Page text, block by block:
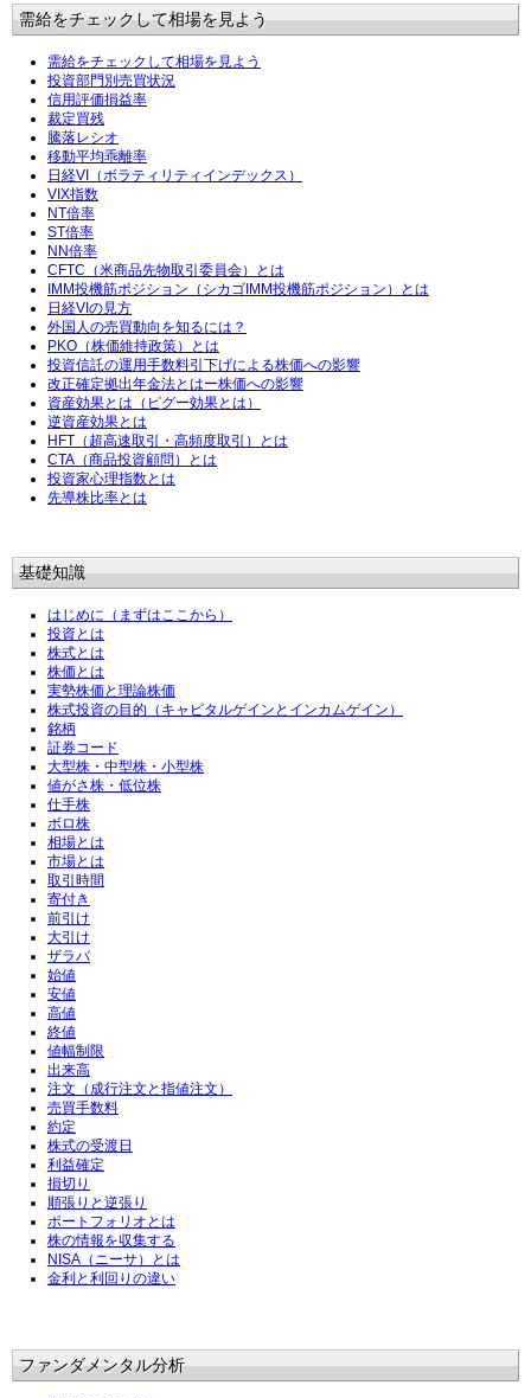
需給をチェックして相場を見よう
需給をチェックして相場を見よう
投資部門別売買状況
信用評価損益率
裁定買残
騰落レシオ
移動平均乖離率
日経VI（ボラティリティインデックス）
VIX指数
NT倍率
ST倍率
NN倍率
CFTC（米商品先物取引委員会）とは
IMM投機筋ポジション（シカゴIMM投機筋ポジション）とは
日経VIの見方
外国人の売買動向を知るには？
PKO（株価維持政策）とは
投資信託の運用手数料引下げによる株価への影響
改正確定拠出年金法とはー株価への影響
資産効果とは（ピグー効果とは）
逆資産効果とは
HFT（超高速取引・高頻度取引）とは
CTA（商品投資顧問）とは
投資家心理指数とは
先導株比率とは
基礎知識
はじめに（まずはここから）
投資とは
株式とは
株価とは
実勢株価と理論株価
株式投資の目的（キャピタルゲインとインカムゲイン）
銘柄
証券コード
大型株・中型株・小型株
値がさ株・低位株
仕手株
ボロ株
相場とは
市場とは
取引時間
寄付き
前引け
大引け
ザラバ
始値
安値
高値
終値
値幅制限
出来高
注文（成行注文と指値注文）
売買手数料
約定
株式の受渡日
利益確定
損切り
順張りと逆張り
ポートフォリオとは
株の情報を収集する
NISA（ニーサ）とは
金利と利回りの違い
ファンダメンタル分析